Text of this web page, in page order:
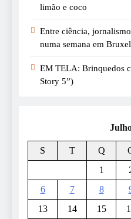
limão e coco
Entre ciência,
numa semana em
EM TELA: Brinquedos
Story 5”)
S T Q
1
6
7 8
13
14 15